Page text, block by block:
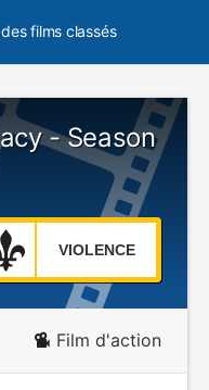
films classés
- Season
VIOLENCE
Film d'action